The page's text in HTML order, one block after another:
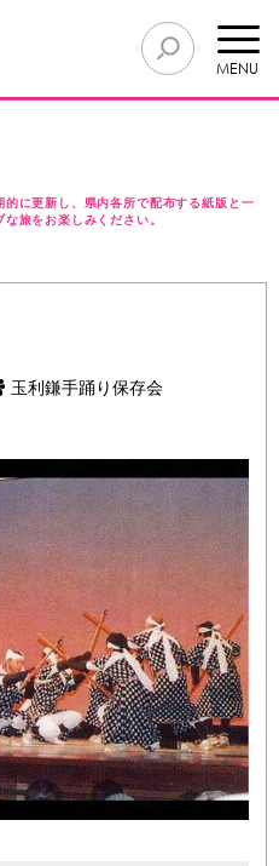
MENU
に更新し、県内各所で配布する紙版と一
旅をお楽しみください。
玉利鎌手踊り保存会